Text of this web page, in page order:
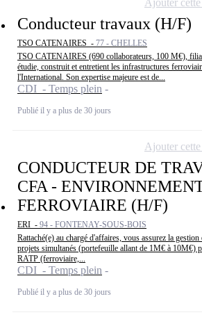
Conducteur travaux (H/F)
TSO CATENAIRES - 77 - CHELLES
TSO CATENAIRES (690 collaborateurs, 100 M€),
étudie, construit et entretient les infrastructures
l'International. Son expertise majeure est de...
CDI - Temps plein
Publié il y a plus de 30 jours
Ajouter
CONDUCTEUR DE
CFA -
FERROVIAIRE (H/F)
ERI - 94 - FONTENAY-SOUS-BOIS
Rattaché(e) au chargé d'affaires, vous assurez la
projets simultanés (portefeuille allant de 1M€ à 10M€)
RATP (ferroviaire,...
CDI - Temps plein
Publié il y a plus de 30 jours
Ajouter